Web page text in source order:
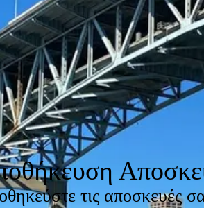
τις αποσκευές